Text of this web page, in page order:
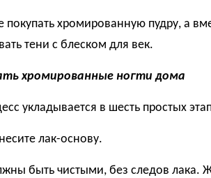
хромированную пудру, а
тени с блеском для век.
хромированные ногти дома
укладывается в шесть простых
лак-основу.
быть чистыми, без следов лака.